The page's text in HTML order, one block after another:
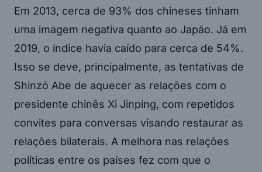
Em 2013, cerca de 93% dos chineses tinham
uma imagem negativa quanto ao Japão. Já em
2019, o índice havia caído para cerca de 54%.
Isso se deve, principalmente, as tentativas de
Shinzō Abe de aquecer as relações com o
presidente chinês Xi Jinping, com repetidos
convites para conversas visando restaurar as
relações bilaterais. A melhora nas relações
políticas entre os países fez com que o